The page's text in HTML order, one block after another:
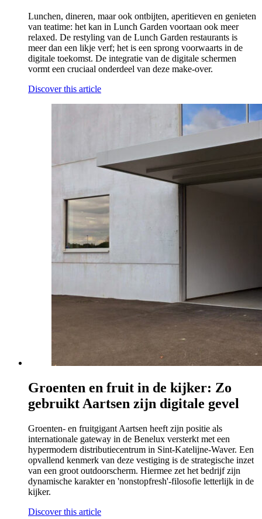
Lunchen, dineren, maar ook ontbijten, aperitieven en genieten
van teatime: het kan in Lunch Garden voortaan ook meer
relaxed. De restyling van de Lunch Garden restaurants is
meer dan een likje verf; het is een sprong voorwaarts in de
digitale toekomst. De integratie van de digitale schermen
vormt een cruciaal onderdeel van deze make-over.
Discover this article
Groenten en fruit in de kijker: Zo
gebruikt Aartsen zijn digitale gevel
Groenten- en fruitgigant Aartsen heeft zijn positie als
internationale gateway in de Benelux versterkt met een
hypermodern distributiecentrum in Sint-Katelijne-Waver. Een
opvallend kenmerk van deze vestiging is de strategische inzet
van een groot outdoorscherm. Hiermee zet het bedrijf zijn
dynamische karakter en 'nonstopfresh'-filosofie letterlijk in de
kijker.
Discover this article